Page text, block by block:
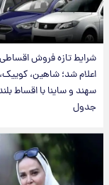
شرایط تازه فروش اقساطی
اعلام شد؛ شاهین،
سهند و ساینا با اقساط
جدول